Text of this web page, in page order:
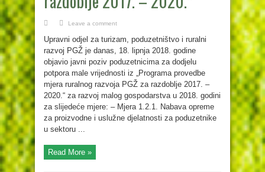
Leave a comment
Upravni odjel za turizam, poduzetništvo i ruralni
razvoj PGŽ je danas, 18. lipnja 2018. godine
objavio javni poziv poduzetnicima za dodjelu
potpora male vrijednosti iz „Programa provedbe
mjera ruralnog razvoja PGŽ za razdoblje 2017. –
2020.“ za razvoj malog gospodarstva u 2018. godini
za slijedeće mjere: – Mjera 1.2.1. Nabava opreme
za proizvodne i uslužne djelatnosti za poduzetnike
u sektoru ...
Read More »